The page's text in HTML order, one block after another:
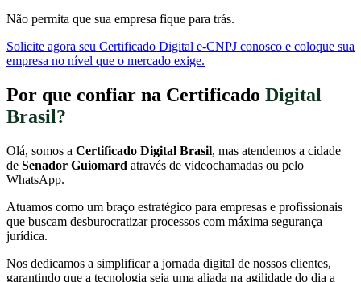
Não permita que sua empresa fique para trás.
Solicite agora seu Certificado Digital e-CNPJ conosco e coloque sua
empresa no nível que o mercado exige.
Por que confiar na Certificado Digital
Brasil?
Olá, somos a Certificado Digital Brasil, mas atendemos a cidade
de Senador Guiomard através de videochamadas ou pelo
WhatsApp.
Atuamos como um braço estratégico para empresas e profissionais
que buscam desburocratizar processos com máxima segurança
jurídica.
Nos dedicamos a simplificar a jornada digital de nossos clientes,
garantindo que a tecnologia seja uma aliada na agilidade do dia a